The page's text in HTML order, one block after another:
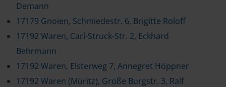
Demann
17179 Gnoien, Schmiedestr. 6, Brigitte Roloff
17192 Waren, Carl-Struck-Str. 2, Eckhard
Behrmann
17192 Waren, Elsterweg 7, Annegret Höppner
17192 Waren (Müritz), Große Burgstr. 3, Ralf